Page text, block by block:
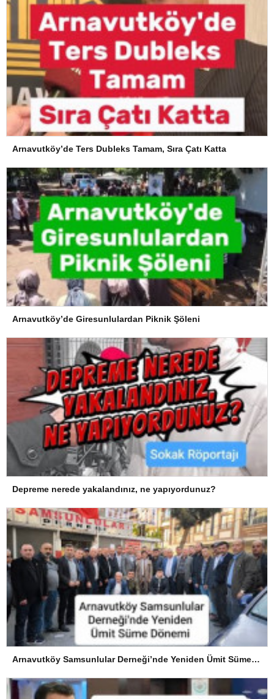
Arnavutköy’de Ters Dubleks Tamam, Sıra Çatı Katta
Arnavutköy’de Giresunlulardan Piknik Şöleni
Depreme nerede yakalandınız, ne yapıyordunuz?
Arnavutköy Samsunlular Derneği’nde Yeniden Ümit Süme Dönemi